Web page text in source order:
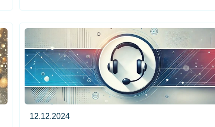
12.12.2024